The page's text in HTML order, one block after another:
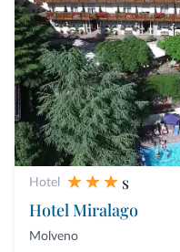
Hotel
s
Hotel Miralago
Molveno